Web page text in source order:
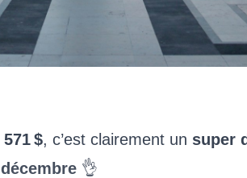
571 $, c’est clairement un super
décembre 👌